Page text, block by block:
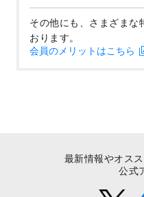
その他にも、さまざまな
おります。
会員のメリットはこちら
最新情報やオス
公式